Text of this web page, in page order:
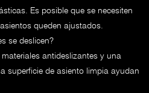
Es posible que se necesiten
queden ajustados.
se deslicen?
antideslizantes y una
superficie de asiento limpia ayudan